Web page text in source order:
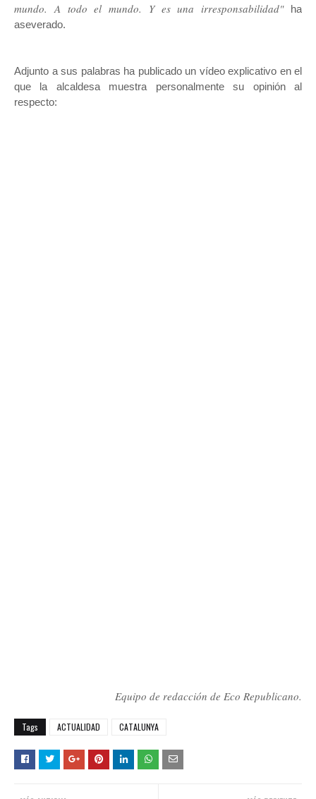
mundo. A todo el mundo. Y es una irresponsabilidad"ha
aseverado.
Adjunto a sus palabras ha publicado un vídeo explicativo en el
que la alcaldesa muestra personalmente su opinión al
respecto:
Equipo de redacción de Eco Republicano.
Tags ACTUALIDAD CATALUNYA